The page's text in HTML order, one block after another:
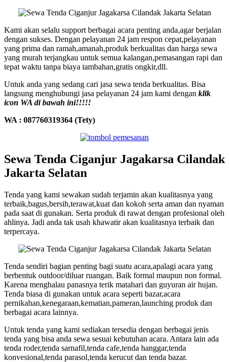
Kami akan selalu support berbagai acara penting anda,agar berjalan
dengan sukses. Dengan pelayanan 24 jam respon cepat,pelayanan
yang prima dan ramah,amanah,produk berkualitas dan harga sewa
yang murah terjangkau untuk semua kalangan,pemasangan rapi dan
tepat waktu tanpa biaya tambahan,gratis ongkir,dll.
Untuk anda yang sedang cari jasa sewa tenda berkualitas. Bisa
langsung menghubungi jasa pelayanan 24 jam kami dengan klik
icon WA di bawah ini!!!!!
WA : 087760319364 (Tety)
Sewa Tenda Ciganjur Jagakarsa Cilandak
Jakarta Selatan
Tenda yang kami sewakan sudah terjamin akan kualitasnya yang
terbaik,bagus,bersih,terawat,kuat dan kokoh serta aman dan nyaman
pada saat di gunakan. Serta produk di rawat dengan profesional oleh
ahlinya. Jadi anda tak usah khawatir akan kualitasnya terbaik dan
terpercaya.
Tenda sendiri bagian penting bagi suatu acara,apalagi acara yang
berbentuk outdoor/diluar ruangan. Baik formal maupun non formal.
Karena menghalau panasnya terik matahari dan guyuran air hujan.
Tenda biasa di gunakan untuk acara seperti bazar,acara
pernikahan,kenegaraan,kematian,pameran,launching produk dan
berbagai acara lainnya.
Untuk tenda yang kami sediakan tersedia dengan berbagai jenis
tenda yang bisa anda sewa sesuai kebutuhan acara. Antara lain ada
tenda roder,tenda sarnafil,tenda cafe,tenda hanggar,tenda
konvesional,tenda parasol,tenda kerucut dan tenda bazar.